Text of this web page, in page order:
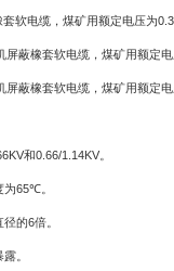
套软电缆，煤矿用额定电压为
屏蔽橡套软电缆，煤矿用额定
屏蔽橡套软电缆，煤矿用额定
和0.66/1.14KV
为65℃
径的6倍。
。